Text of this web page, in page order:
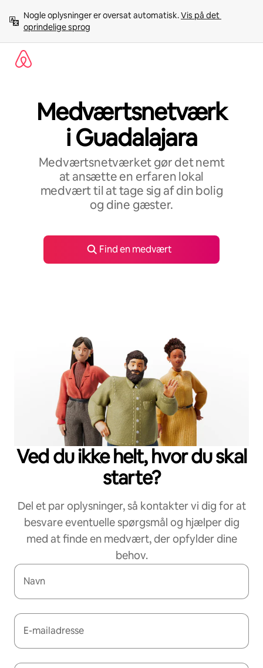
videre
indhold
Nogle oplysninger er oversat automatisk. Vis på det
oprindelige sprog
Medværtsnetværk
i Guadalajara
Medværtsnetværket gør det nemt
at ansætte en erfaren lokal
medvært til at tage sig af din bolig
og dine gæster.
Find en medvært
Ved du ikke helt, hvor du skal
starte?
Del et par oplysninger, så kontakter vi dig for at
besvare eventuelle spørgsmål og hjælper dig
med at finde en medvært, der opfylder dine
behov.
Navn
E-mailadresse